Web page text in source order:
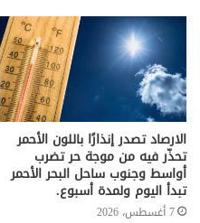
الارصاد تصدر إنذارًا باللون الأحمر
تحذّر فيه من موجة حر تضرب
أواسط وجنوب ساحل البحر الأحمر
تبدأ اليوم ولمدة أسبوع.
7 أغسطس، 2026